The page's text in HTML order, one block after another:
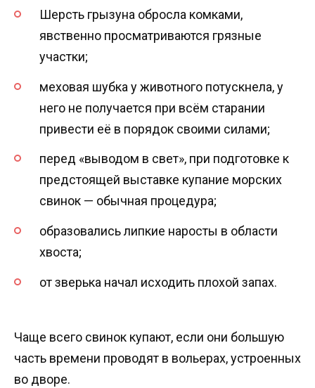
Шерсть грызуна обросла комками,
явственно просматриваются грязные
участки;
меховая шубка у животного потускнела, у
него не получается при всём старании
привести её в порядок своими силами;
перед «выводом в свет», при подготовке к
предстоящей выставке купание морских
свинок — обычная процедура;
образовались липкие наросты в области
хвоста;
от зверька начал исходить плохой запах.
Чаще всего свинок купают, если они большую
часть времени проводят в вольерах, устроенных
во дворе.